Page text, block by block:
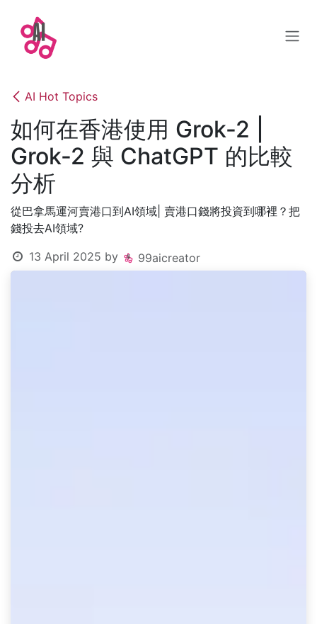
AI Hot Topics
如何在香港使用 Grok-2 |
Grok-2 與 ChatGPT 的比較
分析
從巴拿馬運河賣港口到AI領域| 賣港口錢將投資到哪裡？把
錢投去AI領域?
13 April 2025 by 99aicreator